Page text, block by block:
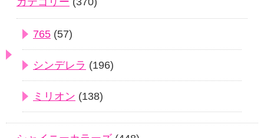
765 (57)
シンデレラ (196)
ミリオン (138)